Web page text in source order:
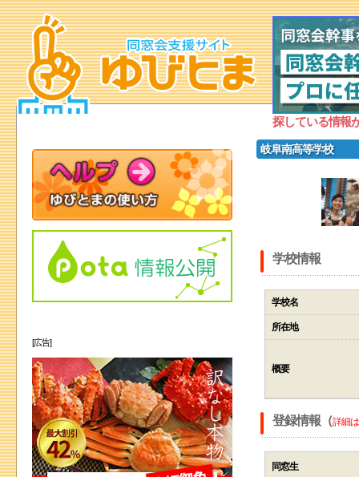
探している情報
岐阜南高等学校
学校情報
学校名
所在地
概要
登録情報（詳細
同窓生
[広告]